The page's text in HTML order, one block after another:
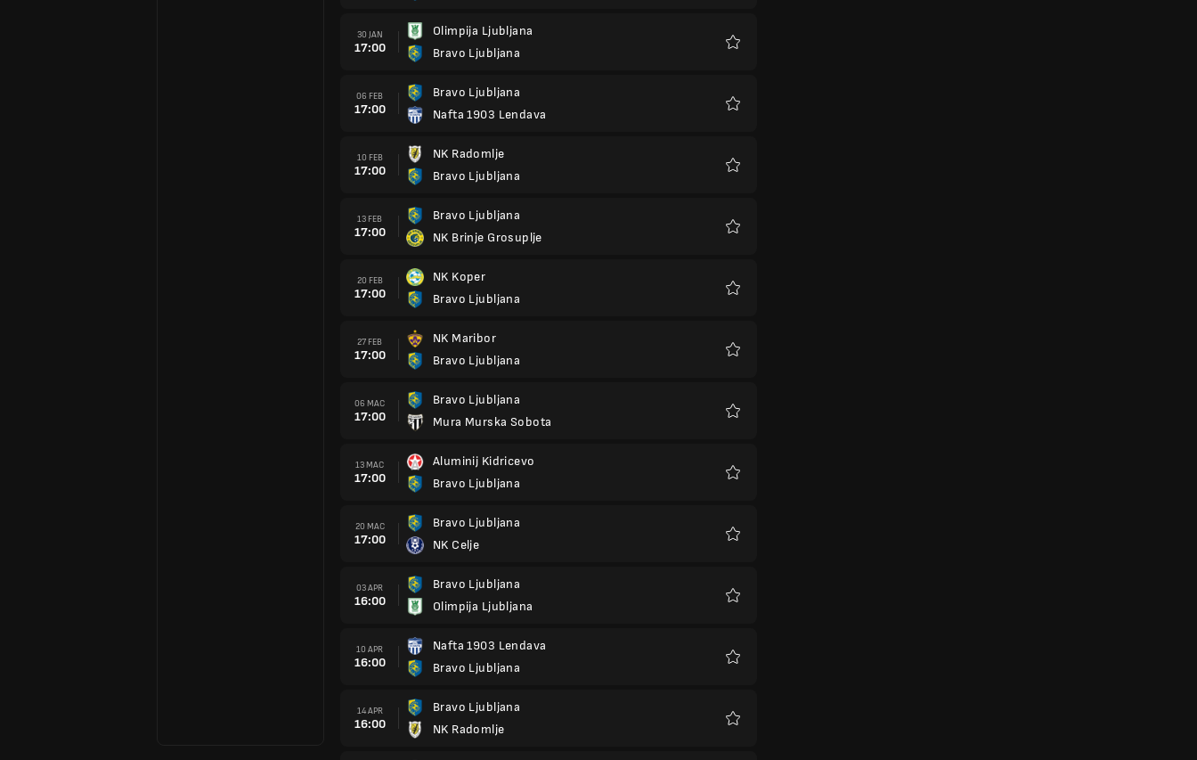
30 JAN
17:00
Olimpija Ljubljana
Bravo Ljubljana
06 FEB
17:00
Bravo Ljubljana
Nafta 1903 Lendava
10 FEB
17:00
NK Radomlje
Bravo Ljubljana
13 FEB
17:00
Bravo Ljubljana
NK Brinje Grosuplje
20 FEB
17:00
NK Koper
Bravo Ljubljana
27 FEB
17:00
NK Maribor
Bravo Ljubljana
06 MAC
17:00
Bravo Ljubljana
Mura Murska Sobota
13 MAC
17:00
Aluminij Kidricevo
Bravo Ljubljana
20 MAC
17:00
Bravo Ljubljana
NK Celje
03 APR
16:00
Bravo Ljubljana
Olimpija Ljubljana
10 APR
16:00
Nafta 1903 Lendava
Bravo Ljubljana
14 APR
16:00
Bravo Ljubljana
NK Radomlje